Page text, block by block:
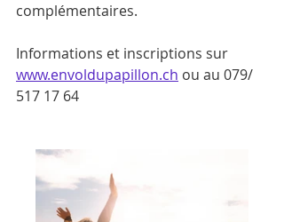
complémentaires.
Informations et inscriptions sur
www.envoldupapillon.ch ou au 079/
517 17 64